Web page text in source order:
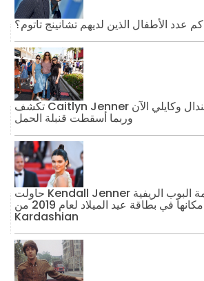
كم عدد الأطفال الذين لديهم تشانينج تاتوم؟
تكشف Caitlyn Jenner كيف تخاطبها كيندال وكايلي الآن
وربما أسقطت قنبلة الحمل
حاولت Kendall Jenner الحصول على نجمة البوب ​​الريفية
هذه لتأخذ مكانها في بطاقة عيد الميلاد لعام 2019 من
Kardashian